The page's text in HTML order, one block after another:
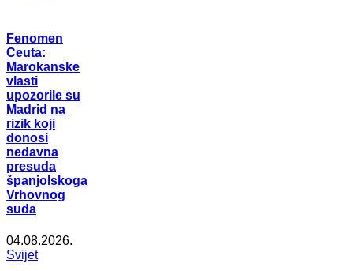
Fenomen
Ceuta:
Marokanske
vlasti
upozorile su
Madrid na
rizik koji
donosi
nedavna
presuda
španjolskoga
Vrhovnog
suda
04.08.2026.
Svijet